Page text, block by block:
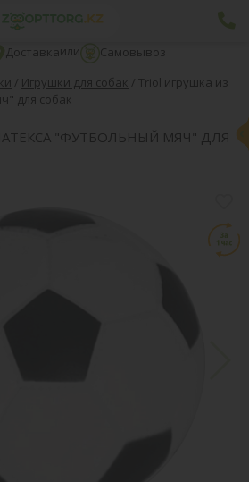
Доставкаили
Самовывоз
/ Игрушки для собак / Triol игрушка из
для собак
"ФУТБОЛЬНЫЙ МЯЧ" ДЛЯ